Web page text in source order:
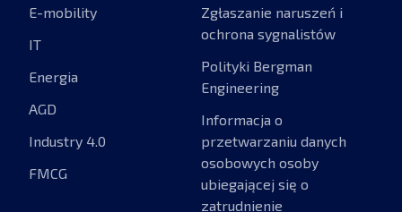
E-mobility
IT
Energia
AGD
Industry 4.0
FMCG
Zgłaszanie naruszeń i
ochrona sygnalistów
Polityki Bergman
Engineering
Informacja o
przetwarzaniu danych
osobowych osoby
ubiegającej się o
zatrudnienie